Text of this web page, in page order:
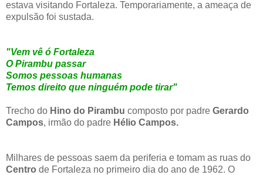
estava visitando Fortaleza. Temporariamente, a ameaça de
expulsão foi sustada.
"Vem vê ó Fortaleza
O Pirambu passar
Somos pessoas humanas
Temos direito que ninguém pode tirar"
Trecho do Hino do Pirambu composto por padre Gerardo
Campos, irmão do padre Hélio Campos.
Milhares de pessoas saem da periferia e tomam as ruas do
Centro de Fortaleza no primeiro dia do ano de 1962. O